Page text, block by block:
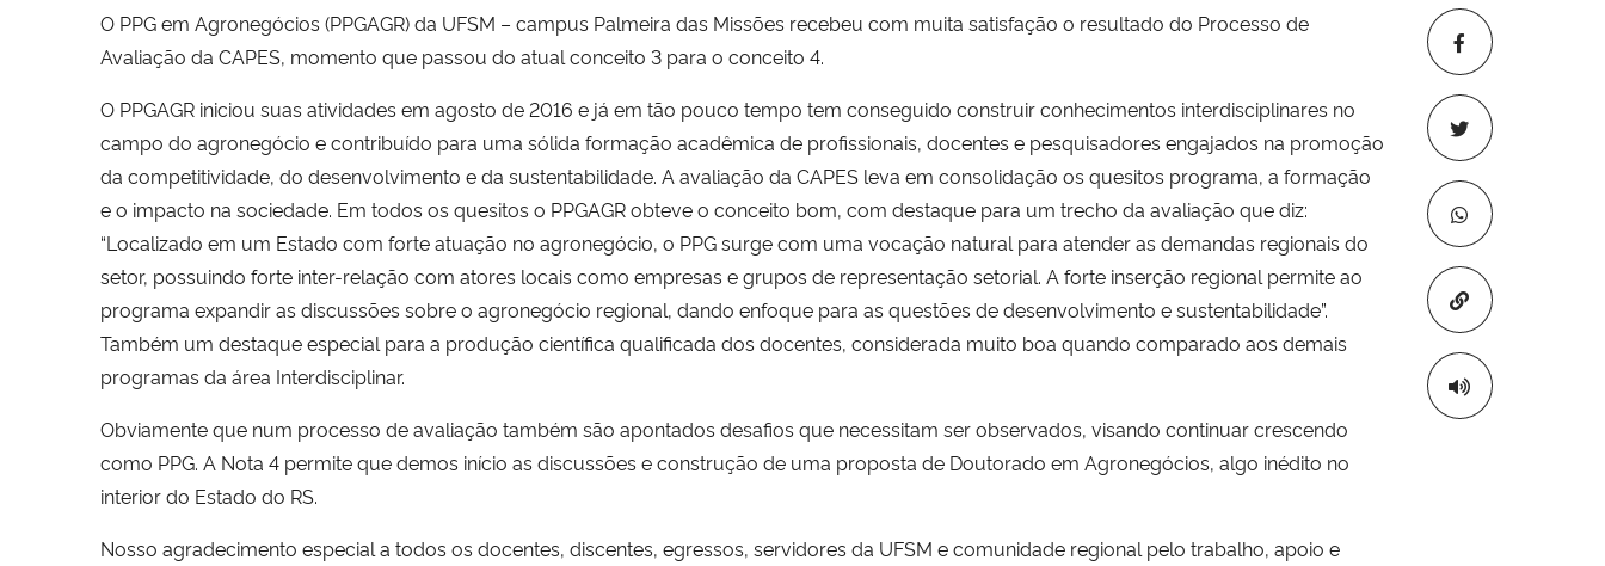
Copiar para
O PPG em Agronegócios (PPGAGR) da UFSM – campus Palmeira das Missões recebeu com muita satisfação o resultado do Processo de
Avaliação da CAPES, momento que passou do atual conceito 3 para o conceito 4.
O PPGAGR iniciou suas atividades em agosto de 2016 e já em tão pouco tempo tem conseguido construir conhecimentos interdisciplinares no
campo do agronegócio e contribuído para uma sólida formação acadêmica de profissionais, docentes e pesquisadores engajados na promoção
da competitividade, do desenvolvimento e da sustentabilidade. A avaliação da CAPES leva em consolidação os quesitos programa, a formação
e o impacto na sociedade. Em todos os quesitos o PPGAGR obteve o conceito bom, com destaque para um trecho da avaliação que diz:
“Localizado em um Estado com forte atuação no agronegócio, o PPG surge com uma vocação natural para atender as demandas regionais do
setor, possuindo forte inter-relação com atores locais como empresas e grupos de representação setorial. A forte inserção regional permite ao
programa expandir as discussões sobre o agronegócio regional, dando enfoque para as questões de desenvolvimento e sustentabilidade”.
Também um destaque especial para a produção científica qualificada dos docentes, considerada muito boa quando comparado aos demais
programas da área Interdisciplinar.
Obviamente que num processo de avaliação também são apontados desafios que necessitam ser observados, visando continuar crescendo
como PPG. A Nota 4 permite que demos início as discussões e construção de uma proposta de Doutorado em Agronegócios, algo inédito no
interior do Estado do RS.
Nosso agradecimento especial a todos os docentes, discentes, egressos, servidores da UFSM e comunidade regional pelo trabalho, apoio e